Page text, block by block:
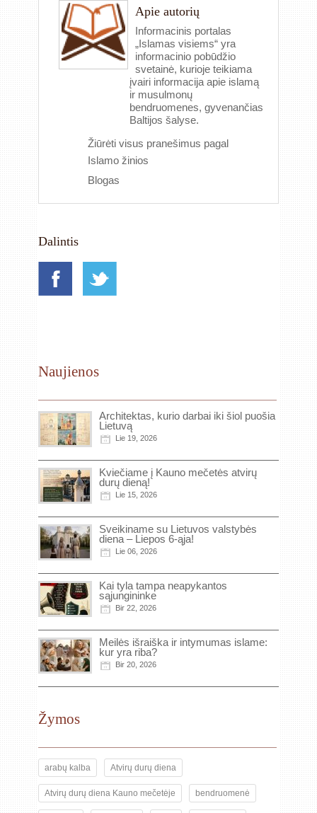
Apie autorių
Informacinis portalas
„Islamas visiems“ yra
informacinio pobūdžio
svetainė, kurioje teikiama
įvairi informacija apie islamą
ir musulmonų
bendruomenes, gyvenančias
Baltijos šalyse.
Žiūrėti visus pranešimus pagal
Islamo žinios
Blogas
Dalintis
Naujienos
Architektas, kurio darbai iki šiol puošia
Lietuvą
Lie 19, 2026
Kviečiame į Kauno mečetės atvirų
durų dieną!
Lie 15, 2026
Sveikiname su Lietuvos valstybės
diena – Liepos 6-ąja!
Lie 06, 2026
Kai tyla tampa neapykantos
sąjungininke
Bir 22, 2026
Meilės išraiška ir intymumas islame:
kur yra riba?
Bir 20, 2026
Žymos
arabų kalba Atvirų durų diena
Atvirų durų diena Kauno mečetėje bendruomenė